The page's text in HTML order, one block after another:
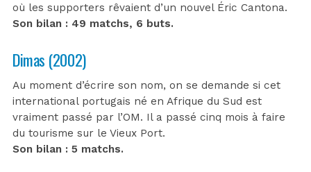
où les supporters rêvaient d’un nouvel Éric Cantona.
Son bilan : 49 matchs, 6 buts.
Dimas (2002)
Au moment d’écrire son nom, on se demande si cet
international portugais né en Afrique du Sud est
vraiment passé par l’OM. Il a passé cinq mois à faire
du tourisme sur le Vieux Port.
Son bilan : 5 matchs.